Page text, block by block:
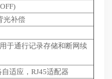
光补偿
于通行记录存储和断网续
适应，RJ45适配器